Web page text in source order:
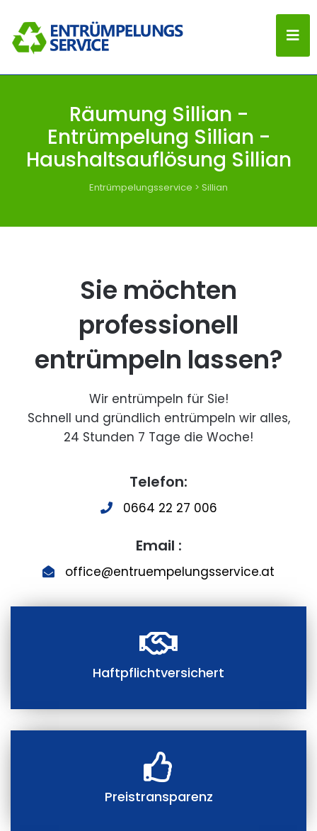
Räumung Sillian -
Entrümpelung Sillian -
Haushaltsauflösung Sillian
Entrümpelungsservice > Sillian
Sie möchten
professionell
entrümpeln lassen?
Wir entrümpeln für Sie!
Schnell und gründlich entrümpeln wir alles,
24 Stunden 7 Tage die Woche!
Telefon:
0664 22 27 006
Email :
office@entruempelungsservice.at
Haftpflichtversichert
Preistransparenz